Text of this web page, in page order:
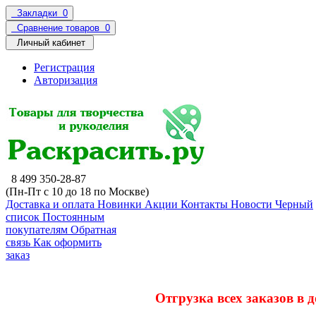
Закладки 0
Сравнение товаров 0
Личный кабинет
Регистрация
Авторизация
8 499 350-28-87
(Пн-Пт с 10 до 18 по Москве)
Доставка и оплата Новинки Акции Контакты Новости Черный
список Постоянным
покупателям Обратная
связь Как оформить
заказ
Отгрузка всех заказов в